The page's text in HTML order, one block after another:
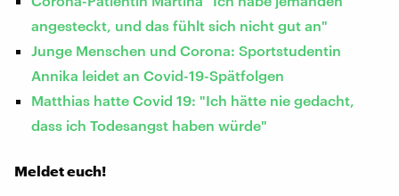
angesteckt, und das fühlt sich nicht gut an"
Junge Menschen und Corona: Sportstudentin
Annika leidet an Covid-19-Spätfolgen
Matthias hatte Covid 19: "Ich hätte nie gedacht,
dass ich Todesangst haben würde"
Meldet euch!